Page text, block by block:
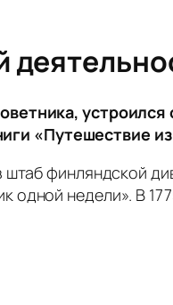
«Путешествие
финляндской
недели». В